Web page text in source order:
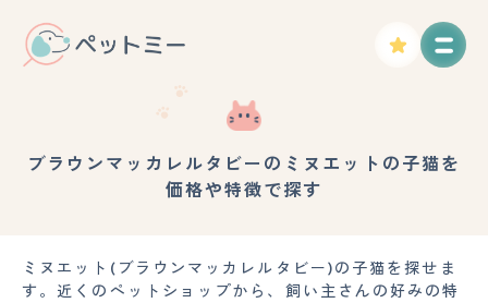
ブラウンマッカレルタビーのミヌエットの子猫を
価格や特徴で探す
ミヌエット(ブラウンマッカレルタビー)の子猫を探せま
す。近くのペットショップから、飼い主さんの好みの特